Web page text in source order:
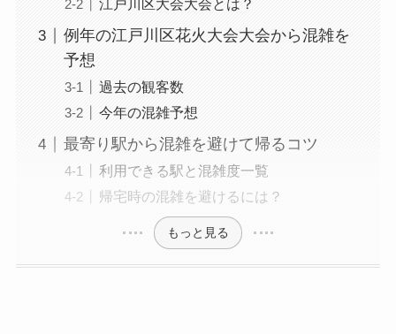
江戸川区大会大会とは？
例年の江戸川区花火大会大会から混雑を
予想
過去の観客数
今年の混雑予想
最寄り駅から混雑を避けて帰るコツ
利用できる駅と混雑度一覧
帰宅時の混雑を避けるには？
もっと見る